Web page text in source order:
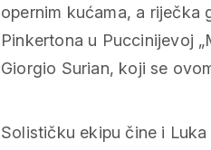
opernim kućama, a riječka
Pinkertona u Puccinijevoj
Giorgio Surian, koji se
Solističku ekipu čine i